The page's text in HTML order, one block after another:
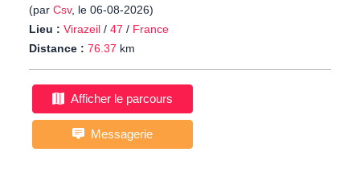
(par Csv, le 06-08-2026)
Lieu : Virazeil / 47 / France
Distance : 76.37 km
Afficher le parcours
Messagerie